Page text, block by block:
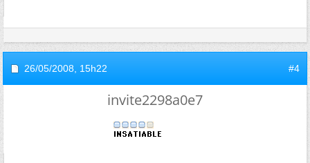
26/05/2008, 15h22 #4
invite2298a0e7